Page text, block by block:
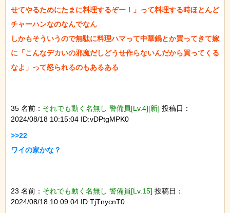
せてやるためにたまに料理するぞー！」って料理する時ほとんど
チャーハンなのなんでなん
しかもそういうので無駄に料理ハマって中華鍋とか買ってきて嫁
に「こんなデカいの邪魔だしどうせ作らないんだから買ってくる
なよ」って怒られるのもあるある
35 名前： それでも動く名無し 警備員[Lv.4][新] 投稿日：
2024/08/18 10:15:04 ID:vDPtgMPK0
>>22
ワイの家かな？
23 名前： それでも動く名無し 警備員[Lv.15] 投稿日：
2024/08/18 10:09:04 ID:TjTnycnT0